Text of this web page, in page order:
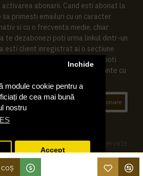
module cookie pentru a
de cea mai bună
nostru
Inchide
Accept
abonarii. Cand esti abonat la
primesti emailuri cu un caracter
si cu o frecventa medie, chiar
te dezabonezi poti urma linkul dintr-un
esti client inregistrat ai o sectiune
acest scop, si de asemenea ne poti
pentru orice intrebari sau cerinte cu
Abonare
Ktering.ro , Toate drepturile rezervate